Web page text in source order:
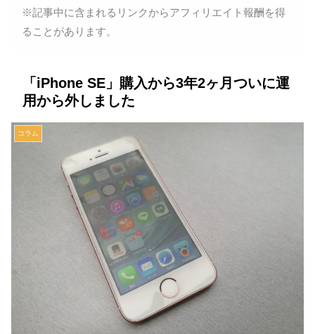
※記事中に含まれるリンクからアフィリエイト報酬を得
ることがあります。
「iPhone SE」購入から3年2ヶ月ついに運
用から外しました
コラム